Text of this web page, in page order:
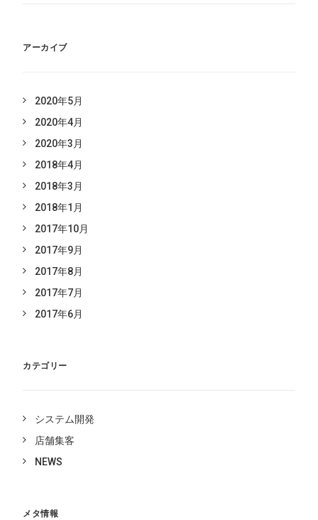
アーカイブ
2020年5月
2020年4月
2020年3月
2018年4月
2018年3月
2018年1月
2017年10月
2017年9月
2017年8月
2017年7月
2017年6月
カテゴリー
システム開発
店舗集客
NEWS
メタ情報